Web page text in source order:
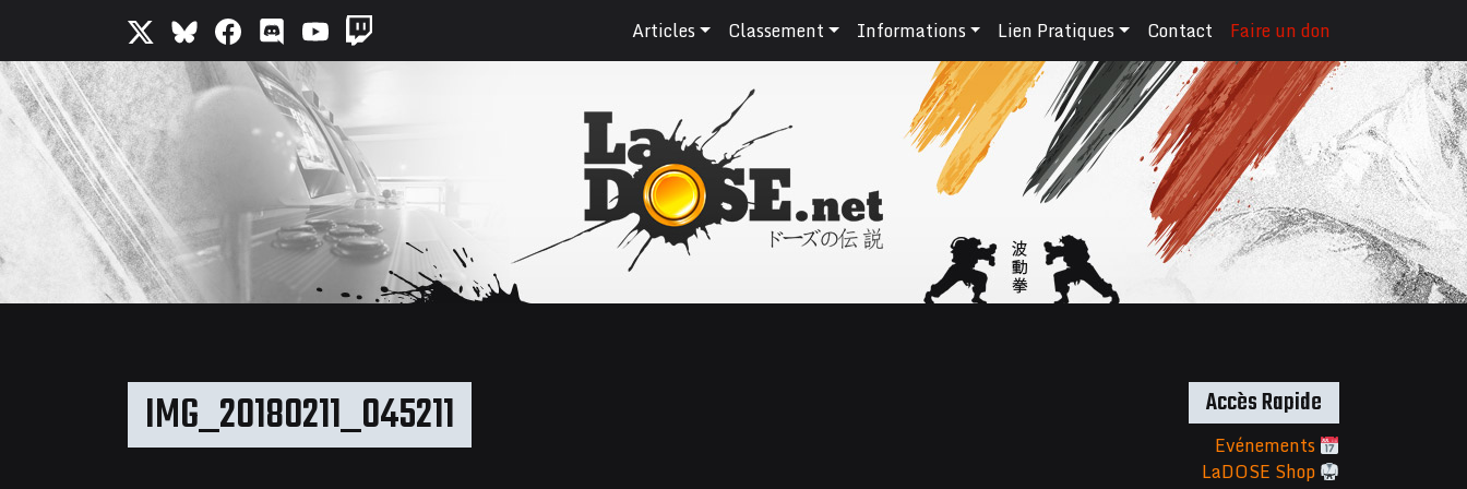
Articles Classement Informations Lien Pratiques Contact Faire un don
IMG_20180211_045211 Accès Rapide
Evénements
LaDOSE Shop